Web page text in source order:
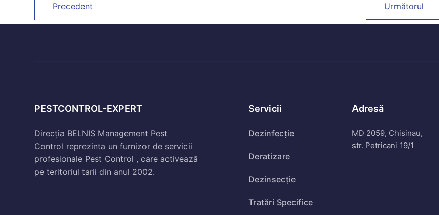
Precedent Următorul
PESTCONTROL-EXPERT
Direcția BELNIS Management Pest
Control reprezinta un furnizor de servicii
profesionale Pest Control , care activează
pe teritoriul tarii din anul 2002.
Servicii
Dezinfecție
Deratizare
Dezinsecție
Tratări Specifice
Adresă
MD 2059, Chisinau,
str. Petricani 19/1